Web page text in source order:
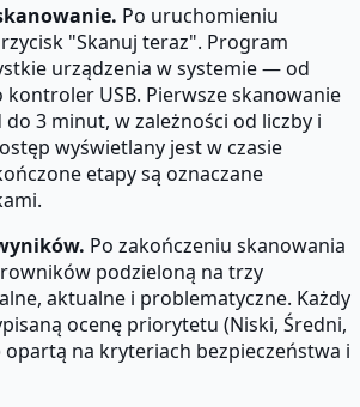
Po uruchomieniu
"Skanuj teraz". Program
urządzenia w systemie — od
USB. Pierwsze skanowanie
3 minut, w zależności od liczby i
wyświetlany jest w czasie
etapy są oznaczane
Po zakończeniu skanowania
podzieloną na trzy
aktualne i problematyczne. Każdy
ocenę priorytetu (Niski, Średni,
opartą na kryteriach bezpieczeństwa i